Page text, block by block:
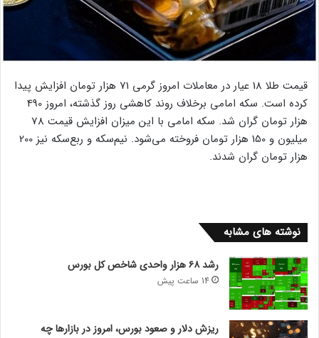
قیمت طلا 18 عیار در معاملات امروز گرمی 71 هزار تومان افزایش پیدا
کرده است. سکه امامی برخلاف روند کاهشی روز گذشته، امروز 490
هزار تومان گران شد. سکه امامی با این میزان افزایش قیمت 78
میلیون و 150 هزار تومان فروخته می‌شود. نیم‌سکه و ربع‌سکه نیز 200
هزار تومان گران شدند.
نوشته های مشابه
رشد ۶۸ هزار واحدی شاخص کل بورس
14 ساعت پیش
ریزش دلار و صعود بورس، امروز در بازارها چه